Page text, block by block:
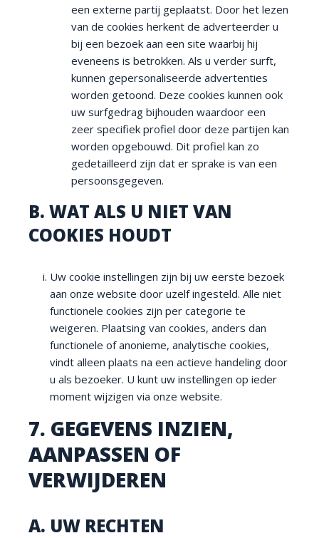
een externe partij geplaatst. Door het lezen
van de cookies herkent de adverteerder u
bij een bezoek aan een site waarbij hij
eveneens is betrokken. Als u verder surft,
kunnen gepersonaliseerde advertenties
worden getoond. Deze cookies kunnen ook
uw surfgedrag bijhouden waardoor een
zeer specifiek profiel door deze partijen kan
worden opgebouwd. Dit profiel kan zo
gedetailleerd zijn dat er sprake is van een
persoonsgegeven.
B. WAT ALS U NIET VAN
COOKIES HOUDT
Uw cookie instellingen zijn bij uw eerste bezoek
aan onze website door uzelf ingesteld. Alle niet
functionele cookies zijn per categorie te
weigeren. Plaatsing van cookies, anders dan
functionele of anonieme, analytische cookies,
vindt alleen plaats na een actieve handeling door
u als bezoeker. U kunt uw instellingen op ieder
moment wijzigen via onze website.
7. GEGEVENS INZIEN,
AANPASSEN OF
VERWIJDEREN
A. UW RECHTEN